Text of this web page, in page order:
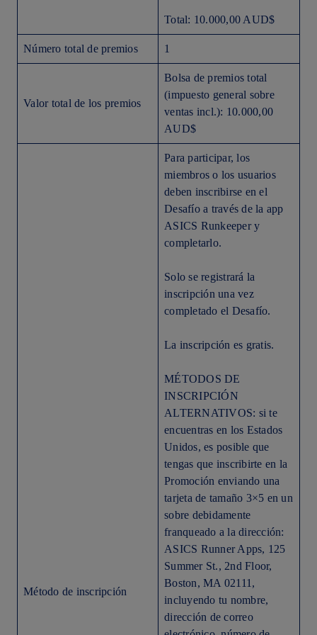
Total: 10.000,00 AUD$
Número total de premios 1
Valor total de los premios
Bolsa de premios total
(impuesto general sobre
ventas incl.): 10.000,00
AUD$
Método de inscripción
Para participar, los
miembros o los usuarios
deben inscribirse en el
Desafío a través de la app
ASICS Runkeeper y
completarlo.
Solo se registrará la
inscripción una vez
completado el Desafío.
La inscripción es gratis.
MÉTODOS DE
INSCRIPCIÓN
ALTERNATIVOS: si te
encuentras en los Estados
Unidos, es posible que
tengas que inscribirte en la
Promoción enviando una
tarjeta de tamaño 3×5 en un
sobre debidamente
franqueado a la dirección:
ASICS Runner Apps, 125
Summer St., 2nd Floor,
Boston, MA 02111,
incluyendo tu nombre,
dirección de correo